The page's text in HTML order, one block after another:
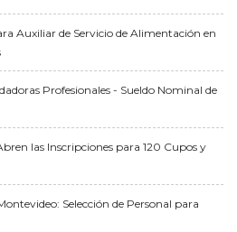
Auxiliar de Servicio de Alimentación en
Profesionales - Sueldo Nominal de
las Inscripciones para 120 Cupos y
Selección de Personal para